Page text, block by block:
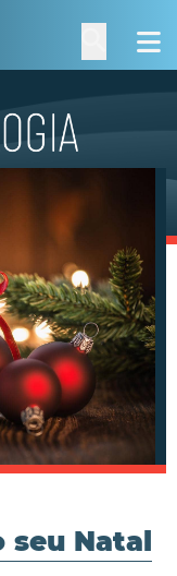
seu Natal